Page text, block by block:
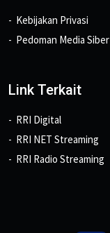
Kebijakan Privasi
Pedoman Media Siber
Link Terkait
RRI Digital
RRI NET Streaming
RRI Radio Streaming